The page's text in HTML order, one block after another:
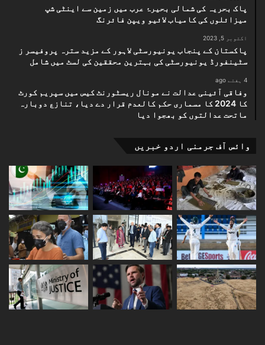
پاک بحریہ کی شمالی بحیرۂ عرب میں زمین سے اینٹی شپ
میزائلوں کی کامیاب لائیو ویپن فائرنگ
اکتوبر 5, 2023
پاکستان کے پنجاب یونیورسٹی لاہور کے مزید سترہ پروفیسر ز
سٹینفورڈ یونیورسٹی کی بہترین محققین کی لسٹ میں شامل
4 ہفتے ago
وفاقی آئینی عدالت نے مونال ریسٹورنٹ کیس میں سپریم کورٹ
کا 2024 کا مسماری حکم کالعدم قرار دے دیا، تنازع دوبارہ
ماتحت عدالتوں کو بھجوا دیا
وائس آف جرمنی اردو خبریں